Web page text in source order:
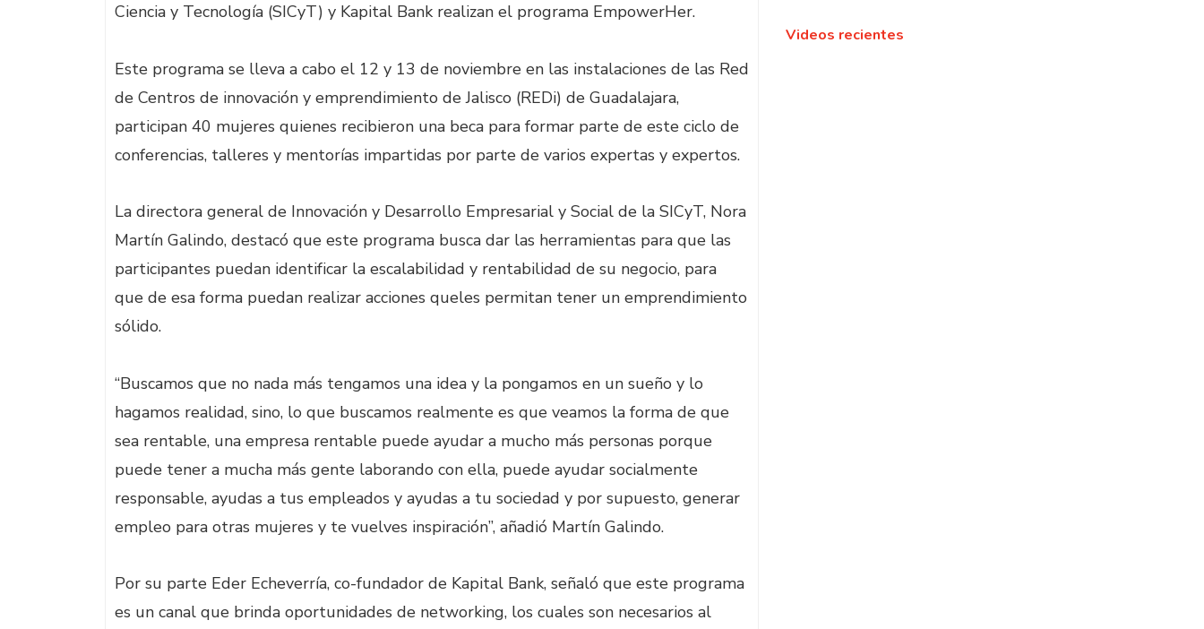
Ciencia y Tecnología (SICyT) y Kapital Bank realizan el programa EmpowerHer.
Este programa se lleva a cabo el 12 y 13 de noviembre en las instalaciones de las Red
de Centros de innovación y emprendimiento de Jalisco (REDi) de Guadalajara,
participan 40 mujeres quienes recibieron una beca para formar parte de este ciclo de
conferencias, talleres y mentorías impartidas por parte de varios expertas y expertos.
La directora general de Innovación y Desarrollo Empresarial y Social de la SICyT, Nora
Martín Galindo, destacó que este programa busca dar las herramientas para que las
participantes puedan identificar la escalabilidad y rentabilidad de su negocio, para
que de esa forma puedan realizar acciones queles permitan tener un emprendimiento
sólido.
“Buscamos que no nada más tengamos una idea y la pongamos en un sueño y lo
hagamos realidad, sino, lo que buscamos realmente es que veamos la forma de que
sea rentable, una empresa rentable puede ayudar a mucho más personas porque
puede tener a mucha más gente laborando con ella, puede ayudar socialmente
responsable, ayudas a tus empleados y ayudas a tu sociedad y por supuesto, generar
empleo para otras mujeres y te vuelves inspiración”, añadió Martín Galindo.
Por su parte Eder Echeverría, co-fundador de Kapital Bank, señaló que este programa
es un canal que brinda oportunidades de networking, los cuales son necesarios al
Videos recientes